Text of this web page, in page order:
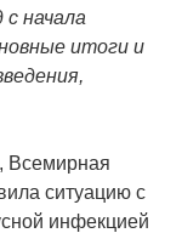
начала
итоги и
Всемирная
ситуацию с
инфекцией